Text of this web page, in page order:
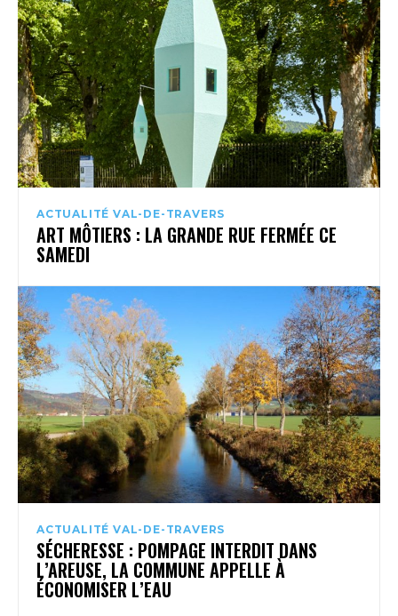
ACTUALITÉ VAL-DE-TRAVERS
ART MÔTIERS : LA GRANDE RUE FERMÉE CE
SAMEDI
ACTUALITÉ VAL-DE-TRAVERS
SÉCHERESSE : POMPAGE INTERDIT DANS
L’AREUSE, LA COMMUNE APPELLE À
ÉCONOMISER L’EAU